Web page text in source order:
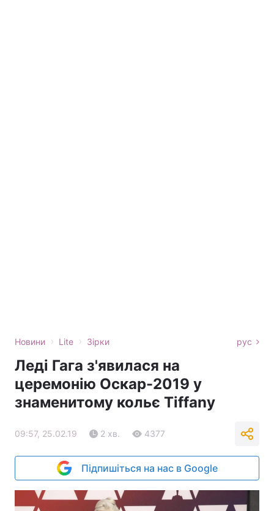
Новини › Lite › Зірки рус
Леді Гага з'явилася на
церемонію Оскар-2019 у
знаменитому кольє Tiffany
09:57, 25.02.19 2 хв. 4377
Підпишіться на нас в Google